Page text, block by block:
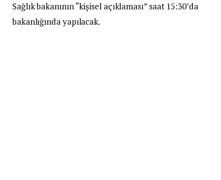
Sağlık bakanının “kişisel açıklaması” saat 15:30’da
bakanlığında yapılacak.